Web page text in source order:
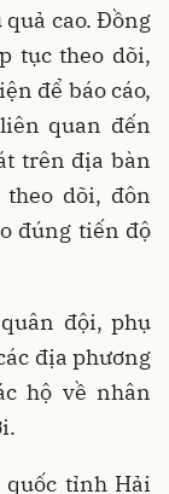
cao. Đồng
tục theo dõi,
để báo cáo,
quan đến
trên địa bàn
dõi, đôn
đúng tiến độ
đội, phụ
địa phương
hộ về nhân
tỉnh Hải